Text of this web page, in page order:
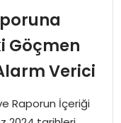
Göçmen
Verici
Raporun İçeriği